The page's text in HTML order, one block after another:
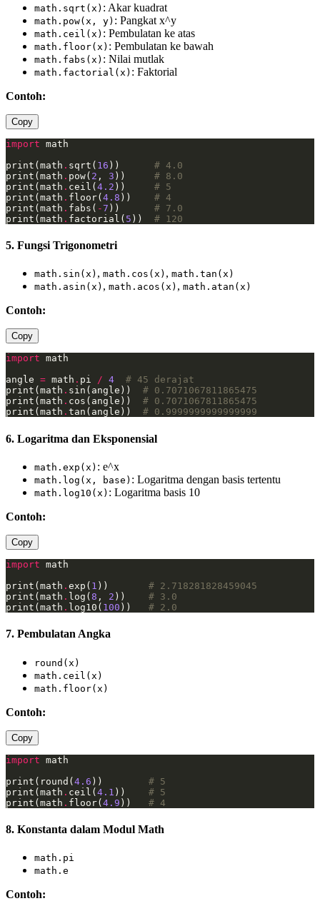
math.sqrt(x) : Akar kuadrat
math.pow(x, y) : Pangkat x^y
math.ceil(x) : Pembulatan ke atas
math.floor(x) : Pembulatan ke bawah
math.fabs(x) : Nilai mutlak
math.factorial(x) : Faktorial
Contoh:
Copy
import
print(math . sqrt( 16 )) # 4.0
print(math . pow( 2 , 3 )) # 8.0
print(math . ceil( 4.2 )) # 5
print(math . floor( 4.8 )) # 4
print(math . fabs( -7 )) # 7.0
print(math . factorial( 5 )) # 120
5. Fungsi Trigonometri
math.sin(x) , math.cos(x) , math.tan(x)
math.asin(x) , math.acos(x) , math.atan(x)
Contoh:
Copy
import
angle = math . pi / 4
# 45 derajat
print(math . sin(angle)) # 0.7071067811865475
print(math . cos(angle)) # 0.7071067811865475
print(math . tan(angle)) # 0.9999999999999999
6. Logaritma dan Eksponensial
math.exp(x) : e^x
math.log(x, base) : Logaritma dengan basis tertentu
math.log10(x) : Logaritma basis 10
Contoh:
Copy
import
print(math . exp( 1 )) # 2.718281828459045
print(math . log( 8 , 2 )) # 3.0
print(math . log10( 100 )) # 2.0
7. Pembulatan Angka
round(x)
math.ceil(x)
math.floor(x)
Contoh:
Copy
import
print(round(4.6 )) # 5
print(math . ceil(4.1 )) # 5
print(math . floor(4.9 )) # 4
8. Konstanta dalam Modul Math
math.pi
math.e
Contoh: